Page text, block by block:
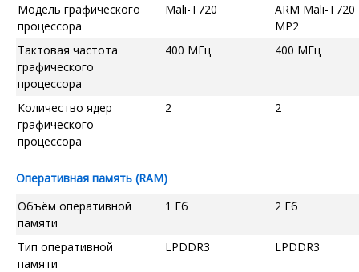
Модель графического
процессора
Mali-T720
ARM Mali-T720
MP2
Тактовая частота
графического
процессора
400 МГц 400 МГц
Количество ядер
графического
процессора
2 2
Оперативная память (RAM)
Объём оперативной
памяти
1 Гб 2 Гб
Тип оперативной
памяти
LPDDR3 LPDDR3